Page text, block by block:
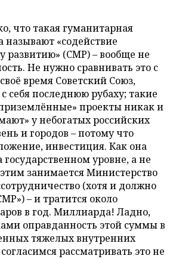
что такая гуманитарная
называют «содействие
развитию» (СМР) – вообще не
Не нужно сравнивать это с
время Советский Союз,
себя последнюю рубаху; такие
проекты никак и
у небогатых российских
и городов – потому что
инвестиция. Как она
государственном уровне, а не
занимается Министерство
(хотя и должно
– и тратится около
в год. Миллиарда! Ладно,
оправданность этой суммы в
тяжелых внутренних
рассматривать это не